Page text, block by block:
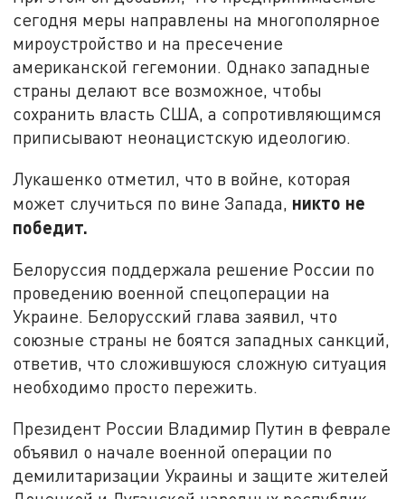
сегодня меры направлены на многополярное
мироустройство и на пресечение
американской гегемонии. Однако западные
страны делают все возможное, чтобы
сохранить власть США, а сопротивляющимся
приписывают неонацистскую идеологию.
Лукашенко отметил, что в войне, которая
может случиться по вине Запада, никто не
победит.
Белоруссия поддержала решение России по
проведению военной спецоперации на
Украине. Белорусский глава заявил, что
союзные страны не боятся западных санкций,
ответив, что сложившуюся сложную ситуация
необходимо просто пережить.
Президент России Владимир Путин в феврале
объявил о начале военной операции по
демилитаризации Украины и защите жителей